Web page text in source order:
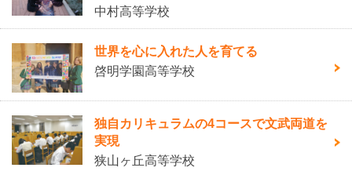
中村高等学校
世界を心に入れた人を育てる
啓明学園高等学校
独自カリキュラムの4コースで文武両道を
実現
狭山ヶ丘高等学校